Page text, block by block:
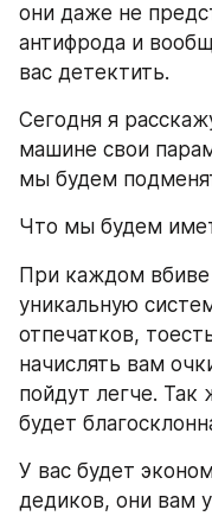
они даже не
антифрода и
вас детектить.
Сегодня я
машине свои
мы будем
Что мы будем
При каждом
уникальную
отпечатков,
начислять вам
пойдут легче. Так
будет
У вас будет
дедиков, они вам